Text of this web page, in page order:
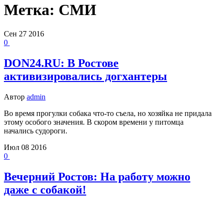
Метка: СМИ
Сен 27 2016
0
DON24.RU: В Ростове
активизировались догхантеры
Автор admin
Во время прогулки собака что-то съела, но хозяйка не придала
этому особого значения. В скором времени у питомца
начались судороги.
Июл 08 2016
0
Вечерний Ростов: На работу можно
даже с собакой!